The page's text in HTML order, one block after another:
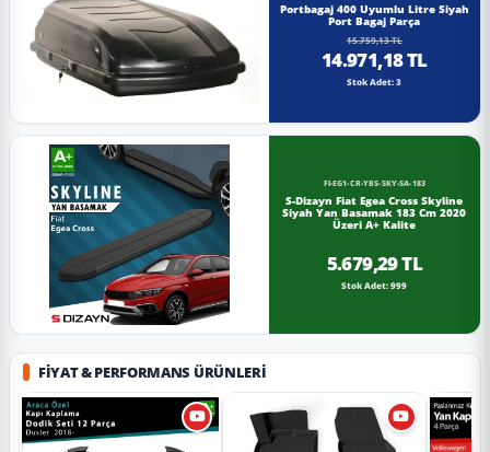
Portbagaj 400 Uyumlu Litre Siyah
Port Bagaj Parça
15.759,13 TL
14.971,18 TL
Stok Adet: 3
FI-EG1-CR-YBS-SKY-SA-183
S-Dizayn Fiat Egea Cross Skyline
Siyah Yan Basamak 183 Cm 2020
Üzeri A+ Kalite
5.679,29 TL
Stok Adet: 999
FIYAT & PERFORMANS ÜRÜNLERI